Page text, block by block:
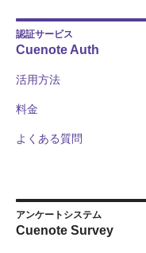
認証サービス
Cuenote Auth
活用方法
料金
よくある質問
アンケートシステム
Cuenote Survey